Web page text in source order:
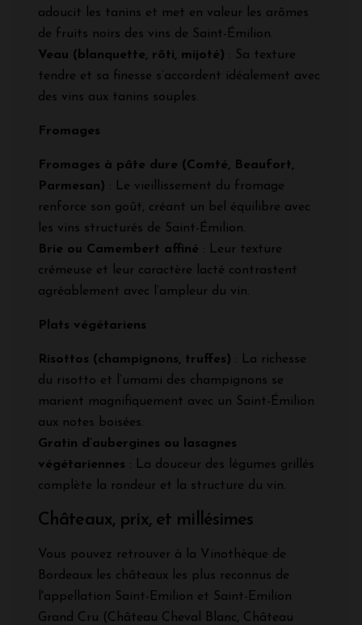
adoucit les tanins et met en valeur les arômes
de fruits noirs des vins de Saint-Émilion.
Veau (blanquette, rôti, mijoté) : Sa texture
tendre et sa finesse s’accordent idéalement avec
des vins aux tanins souples.
Fromages
Fromages à pâte dure (Comté, Beaufort,
Parmesan) : Le vieillissement du fromage
renforce son goût, créant un bel équilibre avec
les vins structurés de Saint-Émilion.
Brie ou Camembert affiné : Leur texture
crémeuse et leur caractère lacté contrastent
agréablement avec l’ampleur du vin.
Plats végétariens
Risottos (champignons, truffes) : La richesse
du risotto et l’umami des champignons se
marient magnifiquement avec un Saint-Émilion
aux notes boisées.
Gratin d’aubergines ou lasagnes
végétariennes : La douceur des légumes grillés
complète la rondeur et la structure du vin.
Châteaux, prix, et millésimes
Vous pouvez retrouver à la Vinothèque de
Bordeaux les châteaux les plus reconnus de
l'appellation Saint-Emilion et Saint-Emilion
Grand Cru (Château Cheval Blanc, Château